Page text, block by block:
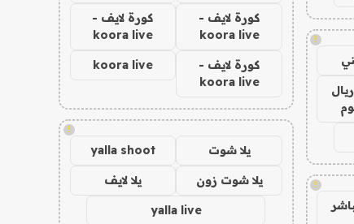
!
!
كورة لايف -
koora live
كورة لايف -
koora live
كورة لايف -
koora live
koora live
!
يلا شوت yalla shoot
يلا شوت زون يلا لايف
yalla live